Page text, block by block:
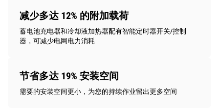
减少多达 12% 的附加载荷
蓄电池充电器和冷却液加热器配有智能定时器开关/控制
器，可减少电网电力消耗
节省多达 19% 安装空间
需要的安装空间更小，为您的持续作业留出更多空间